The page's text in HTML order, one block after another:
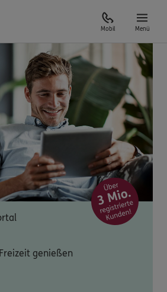
Mobil Menü
genießen